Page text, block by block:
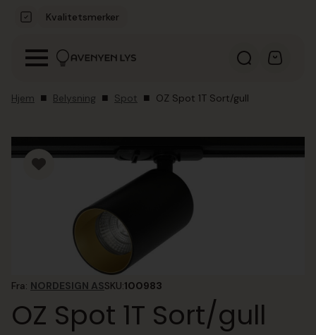
Kvalitetsmerker
Hjem Belysning Spot OZ Spot 1T Sort/gull
Fra: NORDESIGN ASSKU:100983
OZ Spot 1T Sort/gull